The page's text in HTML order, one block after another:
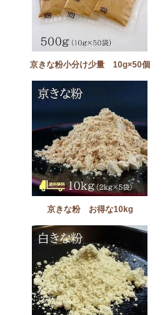
京きな粉小分け少量 10g×50個
京きな粉 お得な10kg